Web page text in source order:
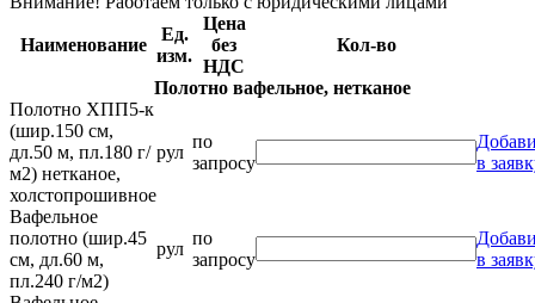
Наименование
Ед.
изм.
Цена
без
НДС
Кол-во
Полотно вафельное, нетканое
Полотно ХПП5-к
(шир.150 см,
дл.50 м, пл.180 г/
м2) нетканое,
холстопрошивное
рул
по
запросу
в
Вафельное
полотно (шир.45
см, дл.60 м,
пл.240 г/м2)
рул
по
запросу
в